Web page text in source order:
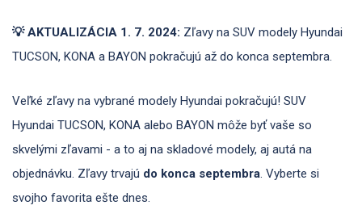
💡 AKTUALIZÁCIA 1. 7. 2024: Zľavy na SUV modely Hyundai
TUCSON, KONA a BAYON pokračujú až do konca septembra.
Veľké zľavy na vybrané modely Hyundai pokračujú! SUV
Hyundai TUCSON, KONA alebo BAYON môže byť vaše so
skvelými zľavami - a to aj na skladové modely, aj autá na
objednávku. Zľavy trvajú do konca septembra. Vyberte si
svojho favorita ešte dnes.